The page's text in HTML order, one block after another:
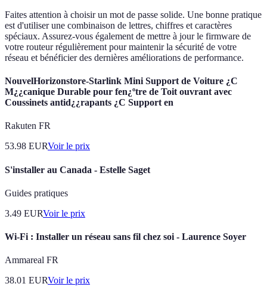
Faites attention à choisir un mot de passe solide. Une bonne pratique
est d'utiliser une combinaison de lettres, chiffres et caractères
spéciaux. Assurez-vous également de mettre à jour le firmware de
votre routeur régulièrement pour maintenir la sécurité de votre
réseau et bénéficier des dernières améliorations de performance.
NouvelHorizonstore-Starlink Mini Support de Voiture ¿C
M¿¿canique Durable pour fen¿ºtre de Toit ouvrant avec
Coussinets antid¿¿rapants ¿C Support en
Rakuten FR
53.98 EURVoir le prix
S'installer au Canada - Estelle Saget
Guides pratiques
3.49 EURVoir le prix
Wi-Fi : Installer un réseau sans fil chez soi - Laurence Soyer
Ammareal FR
38.01 EURVoir le prix